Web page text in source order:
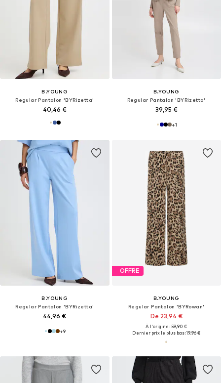
B.YOUNG
Regular Pantalon 'BYRizetta'
40,46 €
B.YOUNG
Regular Pantalon 'BYRizetta'
39,95 €
+1
B.YOUNG
Regular Pantalon 'BYRizetta'
44,96 €
+9
OFFRE
B.YOUNG
Regular Pantalon 'BYRowan'
De 23,94 €
À l'origine : 59,90 €
Dernier prix le plus bas :19,96 €